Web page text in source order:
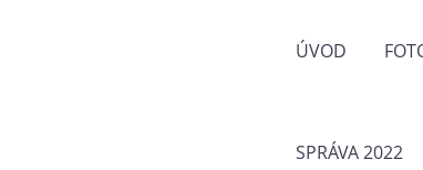
ÚVOD
SPRÁVA 2022